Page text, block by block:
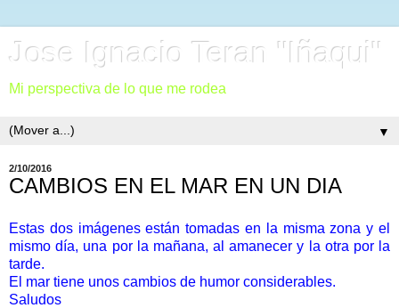
Jose Ignacio Teran "Iñaqui"
Mi perspectiva de lo que me rodea
▼
2/10/2016
CAMBIOS EN EL MAR EN UN DIA
Estas dos imágenes están tomadas en la misma zona y el
mismo día, una por la mañana, al amanecer y la otra por la
tarde.
El mar tiene unos cambios de humor considerables.
Saludos